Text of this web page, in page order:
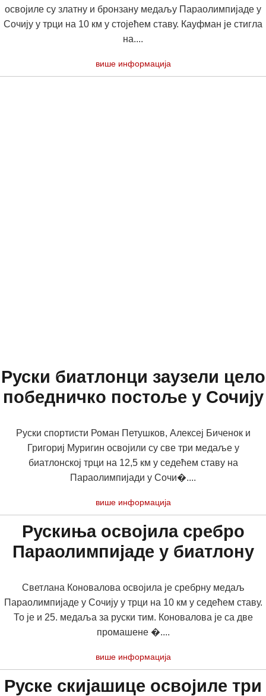
освојиле су златну и бронзану медаљу Параолимпијаде у
Сочију у трци на 10 км у стојећем ставу. Кауфман је стигла
на....
више информација
Руски биатлонци заузели цело
победничко постоље у Сочију
Руски спортисти Роман Петушков, Алексеј Биченок и
Григориј Муригин освојили су све три медаље у
биатлонској трци на 12,5 км у седећем ставу на
Параолимпијади у Сочи�....
више информација
Рускиња освојила сребро
Параолимпијаде у биатлону
Светлана Коновалова освојила је сребрну медаљ
Параолимпијаде у Сочију у трци на 10 км у седећем ставу.
То је и 25. медаља за руски тим. Коновалова је са две
промашене �....
више информација
Руске скијашице освојиле три